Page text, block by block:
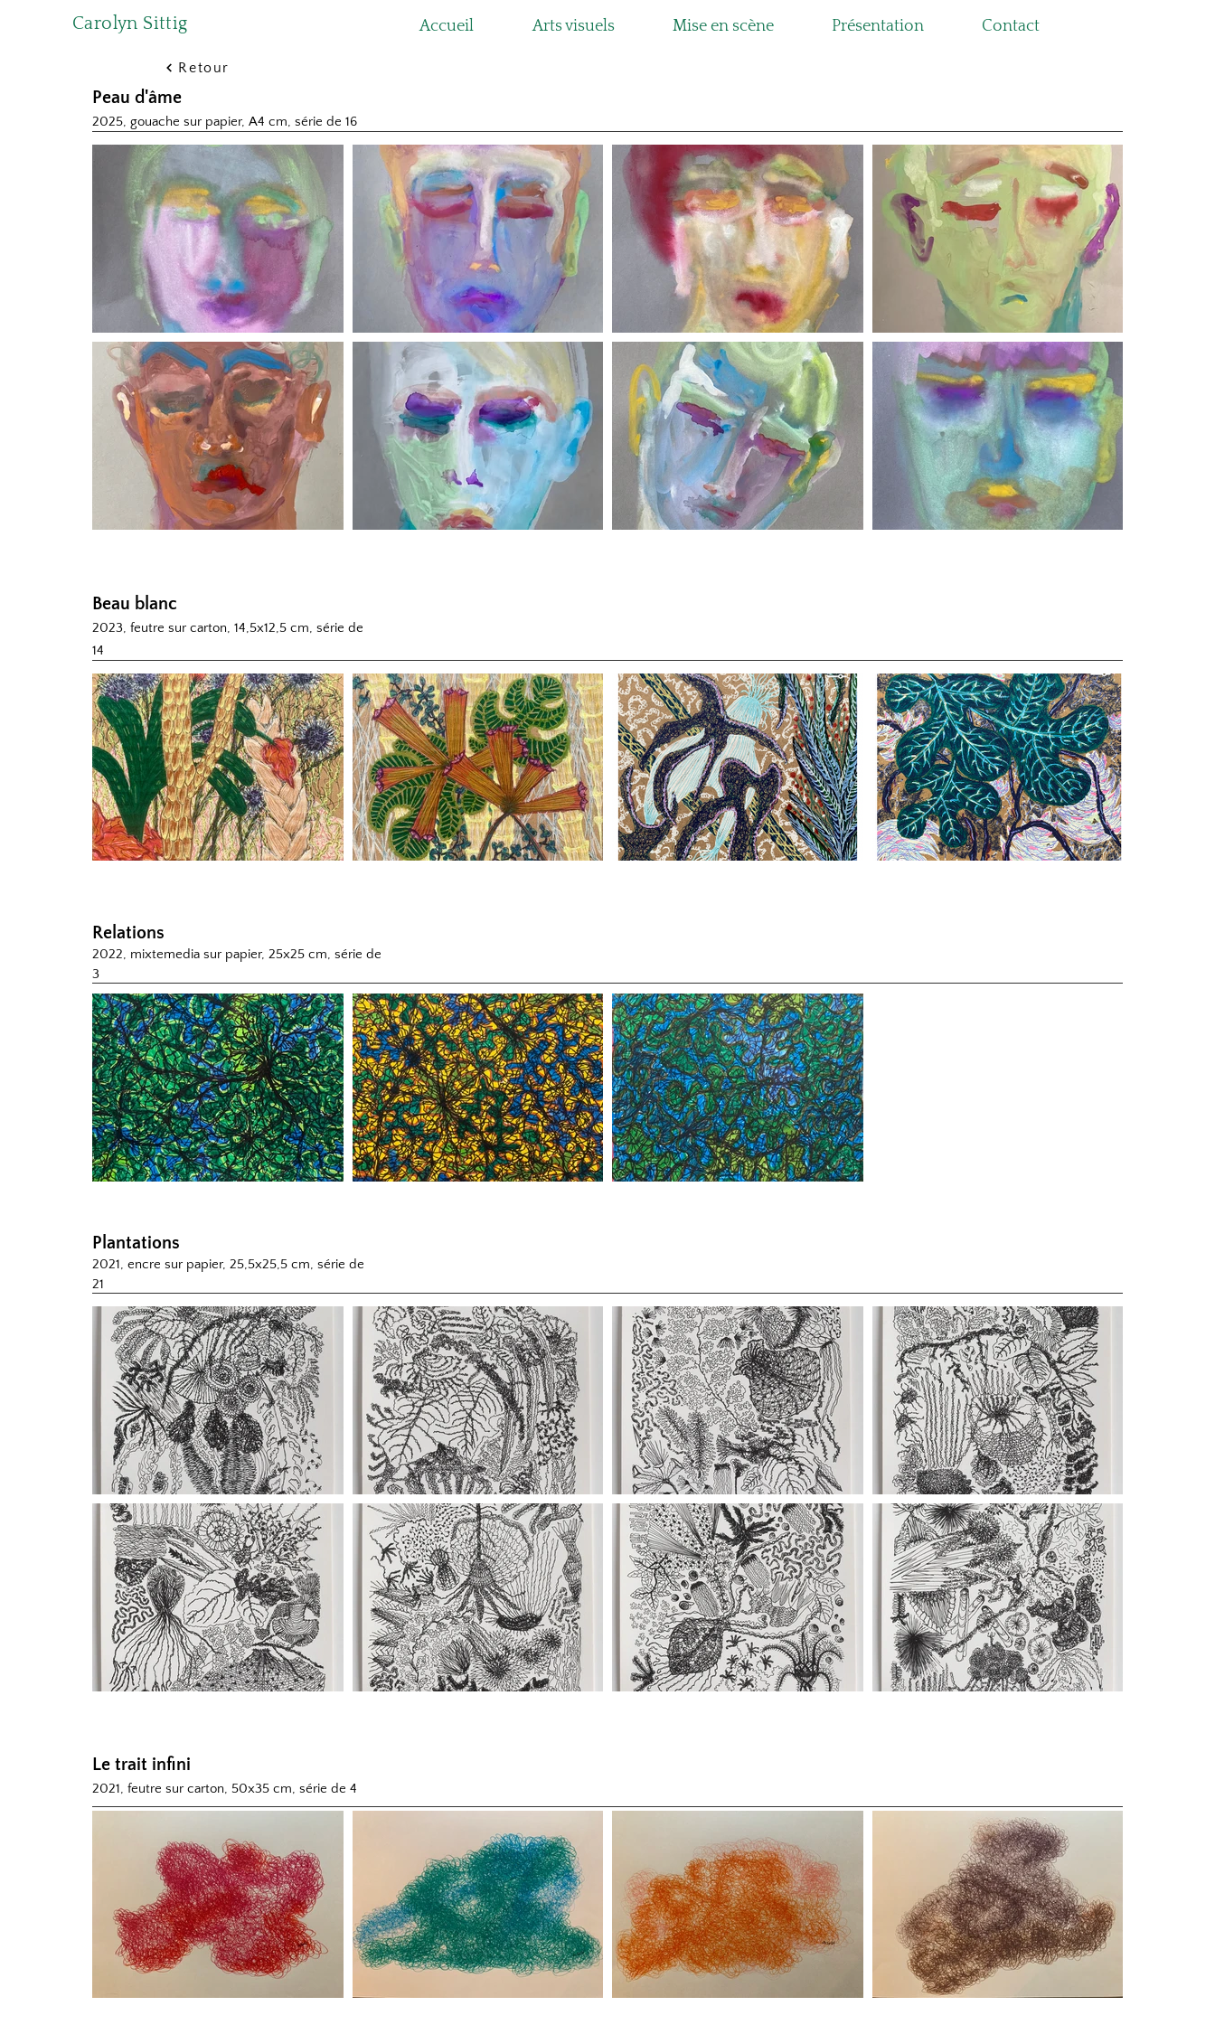
Carolyn Sittig Accueil Arts visuels Mise en scène Présentation Contact
Retour
Peau d'âme
2025, gouache sur papier, A4 cm, série de 16
Relations
2022, mixtemedia sur papier, 25x25 cm, série de
3
Plantations
2021, encre sur papier, 25,5x25,5 cm, série de
21
Beau blanc
2023, feutre sur carton, 14,5x12,5 cm, série de
14
Le trait infini
2021, feutre sur carton, 50x35 cm, série de 4